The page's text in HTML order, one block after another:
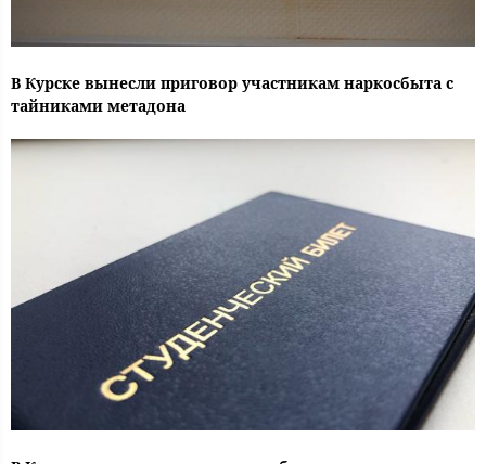
В Курске вынесли приговор участникам наркосбыта с
тайниками метадона